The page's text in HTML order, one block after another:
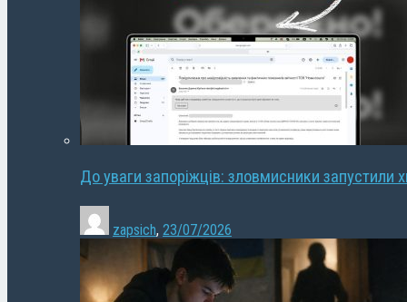
До уваги запоріжців: зловмисники запустили
zapsich, 23/07/2026